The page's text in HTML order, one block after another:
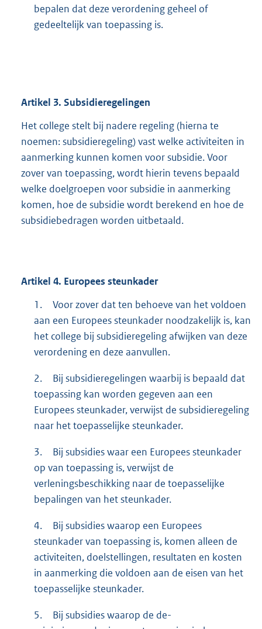
bepalen dat deze verordening geheel of
gedeeltelijk van toepassing is.
Artikel 3. Subsidieregelingen
Het college stelt bij nadere regeling (hierna te
noemen: subsidieregeling) vast welke activiteiten in
aanmerking kunnen komen voor subsidie. Voor
zover van toepassing, wordt hierin tevens bepaald
welke doelgroepen voor subsidie in aanmerking
komen, hoe de subsidie wordt berekend en hoe de
subsidiebedragen worden uitbetaald.
Artikel 4. Europees steunkader
1.
Voor zover dat ten behoeve van het voldoen
aan een Europees steunkader noodzakelijk is, kan
het college bij subsidieregeling afwijken van deze
verordening en deze aanvullen.
2.
Bij subsidieregelingen waarbij is bepaald dat
toepassing kan worden gegeven aan een
Europees steunkader, verwijst de subsidieregeling
naar het toepasselijke steunkader.
3.
Bij subsidies waar een Europees steunkader
op van toepassing is, verwijst de
verleningsbeschikking naar de toepasselijke
bepalingen van het steunkader.
4.
Bij subsidies waarop een Europees
steunkader van toepassing is, komen alleen de
activiteiten, doelstellingen, resultaten en kosten
in aanmerking die voldoen aan de eisen van het
toepasselijke steunkader.
5.
Bij subsidies waarop de de-